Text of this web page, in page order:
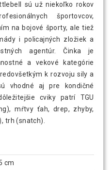
sú už niekoľko rokov
športovcov,
na bojové športy, ale tiež
i policajných zložiek a
agentúr. Činka je
a vekové kategórie
k rozvoju sily a
vhodné aj pre kondičné
cviky patrí TGU
mŕtvy ťah, drep, zhyby,
trh (snatch).
cm